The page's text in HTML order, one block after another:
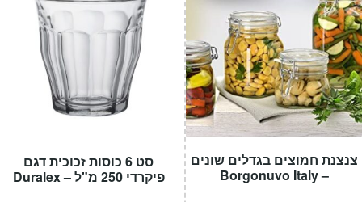
סט 6 כוסות זכוכית דגם
פיקרדי 250 מ"ל – Duralex
צנצנת חמוצים בגדלים שונים
– Borgonuvo Italy